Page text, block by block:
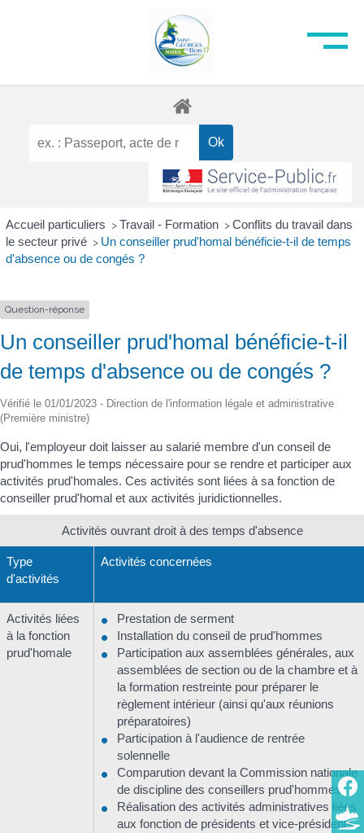
Accueil particuliers > Travail - Formation > Conflits du travail dans
le secteur privé > Un conseiller prud'homal bénéficie-t-il de temps
d'absence ou de congés ?
Question-réponse
Un conseiller prud'homal bénéficie-t-il
de temps d'absence ou de congés ?
Vérifié le 01/01/2023 - Direction de l'information légale et administrative
(Première ministre)
Oui, l'employeur doit laisser au salarié membre d'un conseil de
prud'hommes le temps nécessaire pour se rendre et participer aux
activités prud'homales. Ces activités sont liées à sa fonction de
conseiller prud'homal et aux activités juridictionnelles.
Activités ouvrant droit à des temps d'absence
Type
d'activités
Activités concernées
Activités liées
à la fonction
prud'homale
Prestation de serment
Installation du conseil de prud'hommes
Participation aux assemblées générales, aux
assemblées de section ou de la chambre et à
la formation restreinte pour préparer le
règlement intérieur (ainsi qu'aux réunions
préparatoires)
Participation à l'audience de rentrée
solennelle
Comparution devant la Commission nationale
de discipline des conseillers prud'hommes
Réalisation des activités administratives liées
aux fonction de présidents et vice-présidents